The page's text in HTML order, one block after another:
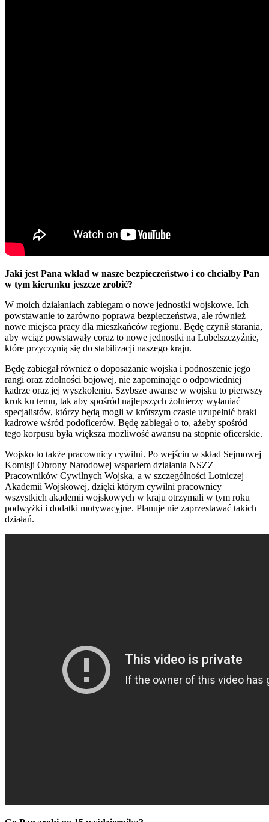
Jaki jest Pana wkład w nasze bezpieczeństwo i co chciałby Pan
w tym kierunku jeszcze zrobić?
W moich działaniach zabiegam o nowe jednostki wojskowe. Ich
powstawanie to zarówno poprawa bezpieczeństwa, ale również
nowe miejsca pracy dla mieszkańców regionu. Będę czynił starania,
aby wciąż powstawały coraz to nowe jednostki na Lubelszczyźnie,
które przyczynią się do stabilizacji naszego kraju.
Będę zabiegał również o doposażanie wojska i podnoszenie jego
rangi oraz zdolności bojowej, nie zapominając o odpowiedniej
kadrze oraz jej wyszkoleniu. Szybsze awanse w wojsku to pierwszy
krok ku temu, tak aby spośród najlepszych żołnierzy wyłaniać
specjalistów, którzy będą mogli w krótszym czasie uzupełnić braki
kadrowe wśród podoficerów. Będę zabiegał o to, ażeby spośród
tego korpusu była większa możliwość awansu na stopnie oficerskie.
Wojsko to także pracownicy cywilni. Po wejściu w skład Sejmowej
Komisji Obrony Narodowej wsparłem działania NSZZ
Pracowników Cywilnych Wojska, a w szczególności Lotniczej
Akademii Wojskowej, dzięki którym cywilni pracownicy
wszystkich akademii wojskowych w kraju otrzymali w tym roku
podwyżki i dodatki motywacyjne. Planuje nie zaprzestawać takich
działań.